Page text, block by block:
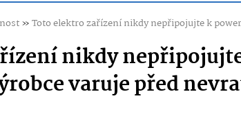
»Toto elektro zařízení nikdy nepřipojujte k
nikdy
varuje před